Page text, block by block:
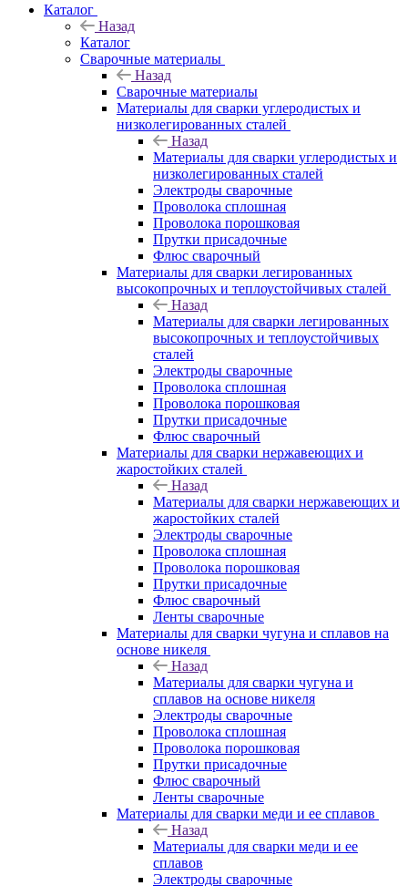
Каталог
Назад
Каталог
Сварочные материалы
Назад
Сварочные материалы
Материалы для сварки углеродистых и
низколегированных сталей
Назад
Материалы для сварки углеродистых и
низколегированных сталей
Электроды сварочные
Проволока сплошная
Проволока порошковая
Прутки присадочные
Флюс сварочный
Материалы для сварки легированных
высокопрочных и теплоустойчивых сталей
Назад
Материалы для сварки легированных
высокопрочных и теплоустойчивых
сталей
Электроды сварочные
Проволока сплошная
Проволока порошковая
Прутки присадочные
Флюс сварочный
Материалы для сварки нержавеющих и
жаростойких сталей
Назад
Материалы для сварки нержавеющих и
жаростойких сталей
Электроды сварочные
Проволока сплошная
Проволока порошковая
Прутки присадочные
Флюс сварочный
Ленты сварочные
Материалы для сварки чугуна и сплавов на
основе никеля
Назад
Материалы для сварки чугуна и
сплавов на основе никеля
Электроды сварочные
Проволока сплошная
Проволока порошковая
Прутки присадочные
Флюс сварочный
Ленты сварочные
Материалы для сварки меди и ее сплавов
Назад
Материалы для сварки меди и ее
сплавов
Электроды сварочные